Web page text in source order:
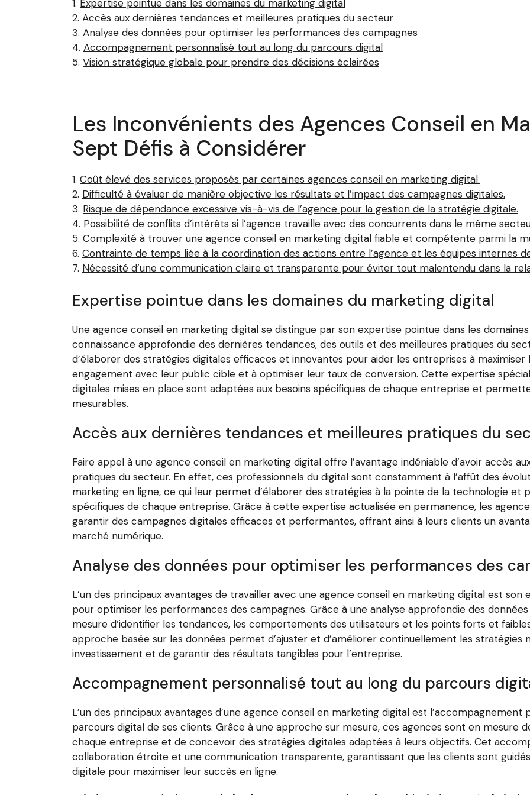
Expertise pointue dans les domaines du marketing digital
Accès aux dernières tendances et meilleures pratiques du secteur
Analyse des données pour optimiser les performances des campagnes
Accompagnement personnalisé tout au long du parcours digital
Vision stratégique globale pour prendre des décisions éclairées
Les Inconvénients des Agences Conseil en
Sept Défis à Considérer
Coût élevé des services proposés par certaines agences conseil en marketing digital.
Difficulté à évaluer de manière objective les résultats et l’impact des campagnes digitales.
Risque de dépendance excessive vis-à-vis de l’agence pour la gestion de la stratégie digitale.
Possibilité de conflits d’intérêts si l’agence travaille avec des concurrents dans le même
Complexité à trouver une agence conseil en marketing digital fiable et compétente parmi la
Contrainte de temps liée à la coordination des actions entre l’agence et les équipes internes
Nécessité d’une communication claire et transparente pour éviter tout malentendu dans la
Expertise pointue dans les domaines du marketing digital
Une agence conseil en marketing digital se distingue par son expertise pointue dans les
connaissance approfondie des dernières tendances, des outils et des meilleures pratiques du
d’élaborer des stratégies digitales efficaces et innovantes pour aider les entreprises à
engagement avec leur public cible et à optimiser leur taux de conversion. Cette expertise
digitales mises en place sont adaptées aux besoins spécifiques de chaque entreprise et
mesurables.
Accès aux dernières tendances et meilleures pratiques du
Faire appel à une agence conseil en marketing digital offre l’avantage indéniable d’avoir accès
pratiques du secteur. En effet, ces professionnels du digital sont constamment à l’affût des
marketing en ligne, ce qui leur permet d’élaborer des stratégies à la pointe de la technologie et
spécifiques de chaque entreprise. Grâce à cette expertise actualisée en permanence, les
garantir des campagnes digitales efficaces et performantes, offrant ainsi à leurs clients un
marché numérique.
Analyse des données pour optimiser les performances des
L’un des principaux avantages de travailler avec une agence conseil en marketing digital est son
pour optimiser les performances des campagnes. Grâce à une analyse approfondie des
mesure d’identifier les tendances, les comportements des utilisateurs et les points forts et
approche basée sur les données permet d’ajuster et d’améliorer continuellement les stratégies
investissement et de garantir des résultats tangibles pour l’entreprise.
Accompagnement personnalisé tout au long du parcours
L’un des principaux avantages d’une agence conseil en marketing digital est
parcours digital de ses clients. Grâce à une approche sur mesure, ces agences sont en mesure
chaque entreprise et de concevoir des stratégies digitales adaptées à leurs objectifs. Cet
collaboration étroite et une communication transparente, garantissant que les clients sont
digitale pour maximiser leur succès en ligne.